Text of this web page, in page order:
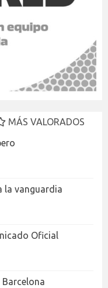
MÁS VALORADOS
la vanguardia
Oficial
Barcelona